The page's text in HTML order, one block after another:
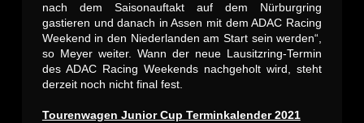
nach dem Saisonauftakt auf dem Nürburgring
gastieren und danach in Assen mit dem ADAC Racing
Weekend in den Niederlanden am Start sein werden“,
so Meyer weiter. Wann der neue Lausitzring-Termin
des ADAC Racing Weekends nachgeholt wird, steht
derzeit noch nicht final fest.
Tourenwagen Junior Cup Terminkalender 2021